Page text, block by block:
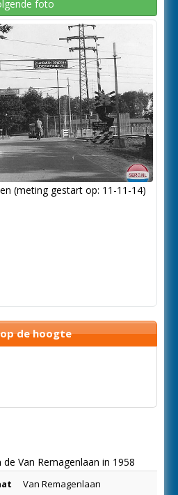
foto
(meting gestart op: 11-11-14)
de hoogte
Van Remagenlaan in 1958
Van Remagenlaan